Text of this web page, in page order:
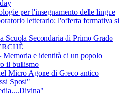
per l'insegnamento delle lingue
letterario: l'offerta formativa si
Scuola Secondaria di Primo Grado
Memoria e identità di un popolo
il bullismo
Micro Agone di Greco antico
Sposi"